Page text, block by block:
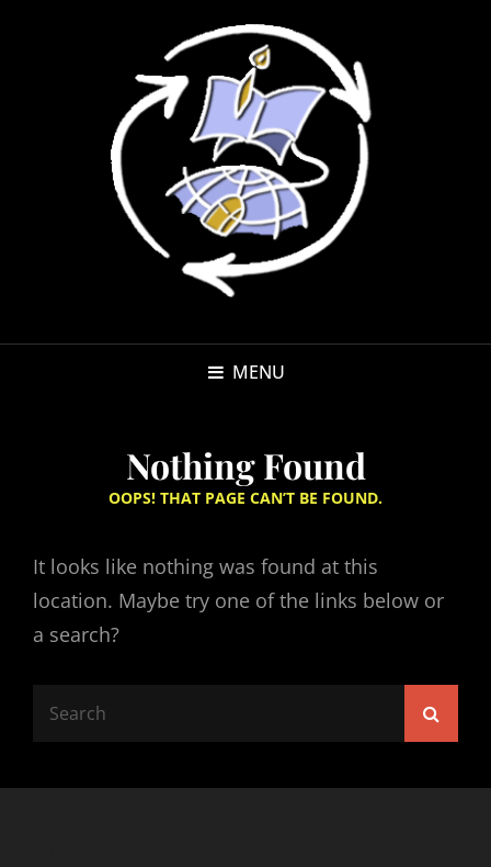
MENU
Nothing Found
OOPS! THAT PAGE CAN’T BE FOUND.
It looks like nothing was found at this
location. Maybe try one of the links below or
a search?
Search